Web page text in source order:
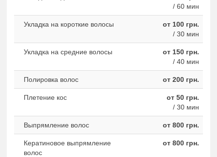
/ 60 мин
Укладка на короткие волосы
от 100 грн.
/ 30 мин
Укладка на средние волосы
от 150 грн.
/ 40 мин
Полировка волос от 200 грн.
Плетение кос
от 50 грн.
/ 30 мин
Выпрямление волос от 800 грн.
Кератиновое выпрямление
волос
от 800 грн.